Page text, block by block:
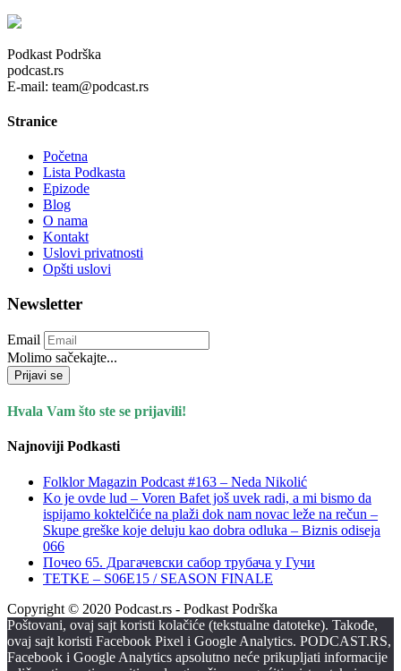
Podkast Podrška
podcast.rs
E-mail: team@podcast.rs
Stranice
Početna
Lista Podkasta
Epizode
Blog
O nama
Kontakt
Uslovi privatnosti
Opšti uslovi
Newsletter
Email
Molimo sačekajte...
Prijavi se
Hvala Vam što ste se prijavili!
Najnoviji Podkasti
Folklor Magazin Podcast #163 – Neda Nikolić
Ko je ovde lud – Voren Bafet još uvek radi, a mi bismo da
ispijamo koktelčiće na plaži dok nam novac leže na rečun –
Skupe greške koje deluju kao dobra odluka – Biznis odiseja
066
Почео 65. Драгачевски сабор трубача у Гучи
TETKE – S06E15 / SEASON FINALE
Copyright © 2020 Podcast.rs - Podkast Podrška
Poštovani, ovaj sajt koristi kolačiće (tekstualne datoteke). Takođe,
ovaj sajt koristi Facebook Pixel i Google Analytics. PODCAST.RS,
Facebook i Google Analytics apsolutno neće prikupljati informacije